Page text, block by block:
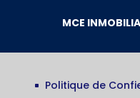
MCE
^
Politique de